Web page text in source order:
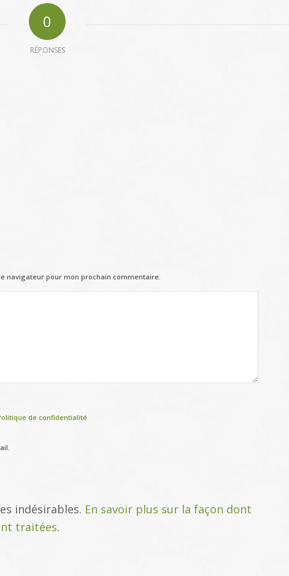
0
RÉPONSES
navigateur pour mon prochain commentaire.
de confidentialité
indésirables. En savoir plus sur la façon dont
traitées.